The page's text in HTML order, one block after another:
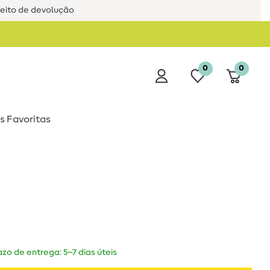
de devolução
0 0
Favoritas
de entrega: 5–7 dias úteis